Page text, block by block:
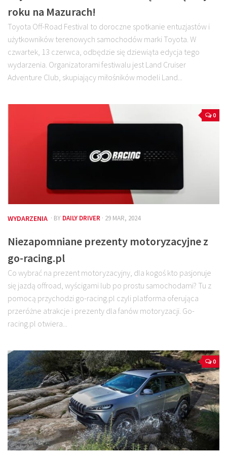
roku na Mazurach!
Toyota Off-Road Festival to doroczne spotkanie entuzjastów i
użytkowników terenowych samochodów marki Toyota. W
czwartek, 13 czerwca, odbędzie się dziewiąta edycja tego
wydarzenia. Organizatorami festiwalu jest Land Cruiser
Adventure Club, skupiający miłośników modeli Land...
0
WYDARZENIA · BY DAILY DRIVER · 29 MAR, 2024
Niezapomniane prezenty motoryzacyjne z
go-racing.pl
Co wybrać na prezent motoryzacyjny, dla kogoś kto pasjonuje
się jazdą offroad, wyścigami lub po prostu samochodami? Tu z
pomocą przychodzi go-racing.pl czyli platforma oferująca
przeróżne atrakcje i prezenty dla fanów motoryzacji. Go-
racing.pl otwiera...
0